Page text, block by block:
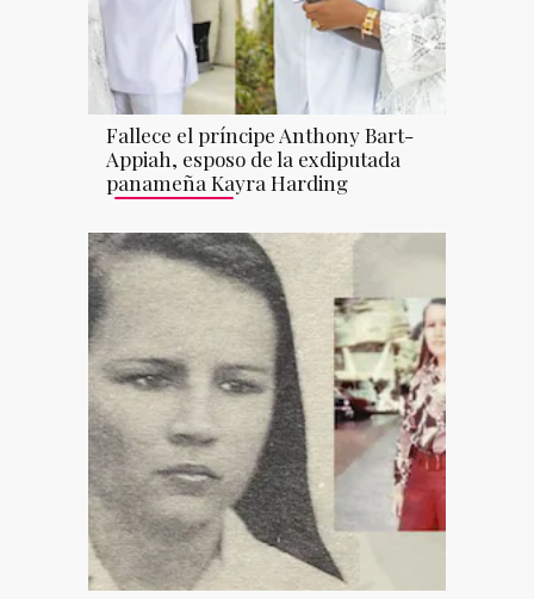
Fallece el príncipe Anthony Bart-
Appiah, esposo de la exdiputada
panameña Kayra Harding